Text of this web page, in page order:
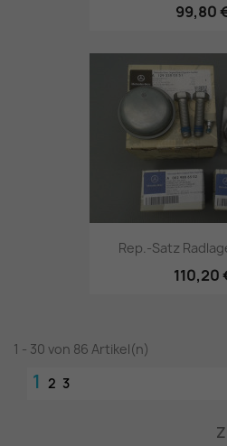
99,80
Rep.-Satz
110,20
1 - 30 von 86 Artikel(n)
1 2 3